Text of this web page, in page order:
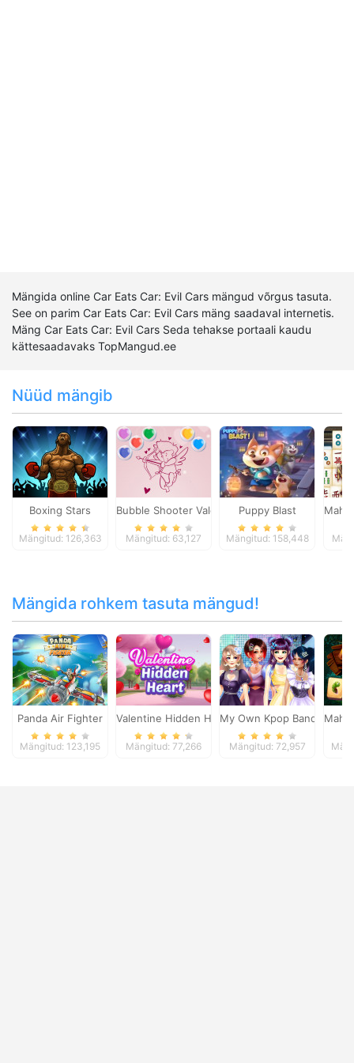
Mängida online Car Eats Car: Evil Cars mängud võrgus tasuta.
See on parim Car Eats Car: Evil Cars mäng saadaval internetis.
Mäng Car Eats Car: Evil Cars Seda tehakse portaali kaudu
kättesaadavaks TopMangud.ee
Nüüd mängib
Boxing Stars
Mängitud: 126,363
Bubble Shooter Valentine
Mängitud: 63,127
Puppy Blast
Mängitud: 158,448
Mängida rohkem tasuta mängud!
Panda Air Fighter
Mängitud: 123,195
Valentine Hidden Heart
Mängitud: 77,266
My Own Kpop Band
Mängitud: 72,957